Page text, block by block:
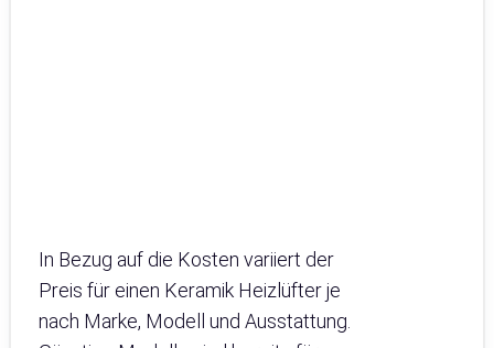
In Bezug auf die Kosten variiert der
Preis für einen Keramik Heizlüfter je
nach Marke, Modell und Ausstattung.